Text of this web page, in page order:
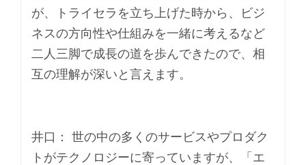
が、トライセラを立ち上げた時から、ビジ
ネスの方向性や仕組みを一緒に考えるなど
二人三脚で成長の道を歩んできたので、相
互の理解が深いと言えます。
井口： 世の中の多くのサービスやプロダク
トがテクノロジーに寄っていますが、「エ